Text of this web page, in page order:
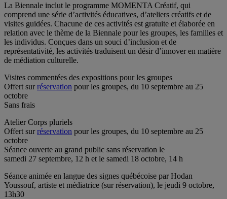
La Biennale inclut le programme MOMENTA Créatif, qui
comprend une série d’activités éducatives, d’ateliers créatifs et de
visites guidées. Chacune de ces activités est gratuite et élaborée en
relation avec le thème de la Biennale pour les groupes, les familles et
les individus. Conçues dans un souci d’inclusion et de
représentativité, les activités traduisent un désir d’innover en matière
de médiation culturelle.
Visites commentées des expositions pour les groupes
Offert surréservation pour les groupes, du 10 septembre au 25
octobre
Sans frais
Atelier Corps pluriels
Offert surréservation pour les groupes, du 10 septembre au 25
octobre
Séance ouverte au grand public sans réservation le
samedi 27 septembre, 12 h et le samedi 18 octobre, 14 h
Séance animée en langue des signes québécoise par Hodan
Youssouf, artiste et médiatrice (sur réservation), le jeudi 9 octobre,
13h30